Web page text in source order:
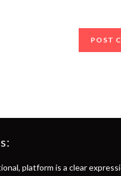
platform is a clear